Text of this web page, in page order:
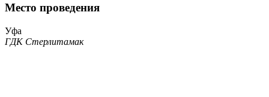
Место проведения
Уфа
ГДК Стерлитамак